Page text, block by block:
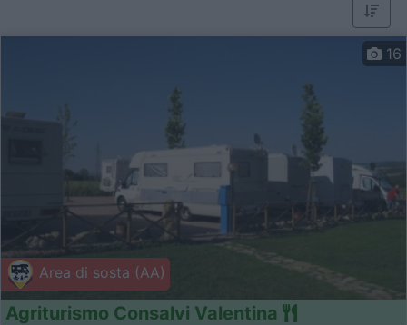
Area di sosta (AA)
16
Agriturismo Consalvi Valentina